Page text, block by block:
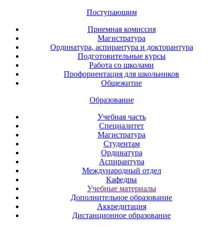
Поступающим
Приемная комиссия
Магистратура
Ординатура, аспирантура и докторантура
Подготовительные курсы
Работа со школами
Профориентация для школьников
Общежитие
Образование
Учебная часть
Специалитет
Магистратура
Студентам
Ординатура
Аспирантура
Международный отдел
Кафедры
Учебные материалы
Дополнительное образование
Аккредитация
Дистанционное образование